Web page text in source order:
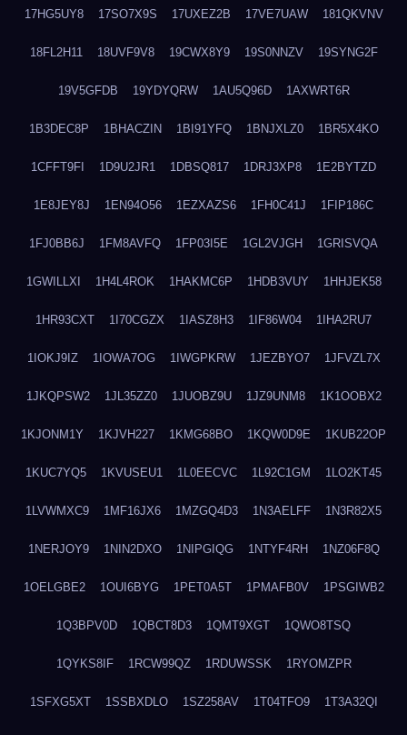
17HG5UY8 17SO7X9S 17UXEZ2B 17VE7UAW 181QKVNV
18FL2H11 18UVF9V8 19CWX8Y9 19S0NNZV 19SYNG2F
19V5GFDB 19YDYQRW 1AU5Q96D 1AXWRT6R
1B3DEC8P 1BHACZIN 1BI91YFQ 1BNJXLZ0 1BR5X4KO
1CFFT9FI 1D9U2JR1 1DBSQ817 1DRJ3XP8 1E2BYTZD
1E8JEY8J 1EN94O56 1EZXAZS6 1FH0C41J 1FIP186C
1FJ0BB6J 1FM8AVFQ 1FP03I5E 1GL2VJGH 1GRISVQA
1GWILLXI 1H4L4ROK 1HAKMC6P 1HDB3VUY 1HHJEK58
1HR93CXT 1I70CGZX 1IASZ8H3 1IF86W04 1IHA2RU7
1IOKJ9IZ 1IOWA7OG 1IWGPKRW 1JEZBYO7 1JFVZL7X
1JKQPSW2 1JL35ZZ0 1JUOBZ9U 1JZ9UNM8 1K1OOBX2
1KJONM1Y 1KJVH227 1KMG68BO 1KQW0D9E 1KUB22OP
1KUC7YQ5 1KVUSEU1 1L0EECVC 1L92C1GM 1LO2KT45
1LVWMXC9 1MF16JX6 1MZGQ4D3 1N3AELFF 1N3R82X5
1NERJOY9 1NIN2DXO 1NIPGIQG 1NTYF4RH 1NZ06F8Q
1OELGBE2 1OUI6BYG 1PET0A5T 1PMAFB0V 1PSGIWB2
1Q3BPV0D 1QBCT8D3 1QMT9XGT 1QWO8TSQ
1QYKS8IF 1RCW99QZ 1RDUWSSK 1RYOMZPR
1SFXG5XT 1SSBXDLO 1SZ258AV 1T04TFO9 1T3A32QI